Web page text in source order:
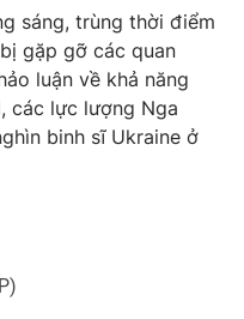
sáng, trùng thời điểm
gặp gỡ các quan
luận về khả năng
các lực lượng Nga
binh sĩ Ukraine ở